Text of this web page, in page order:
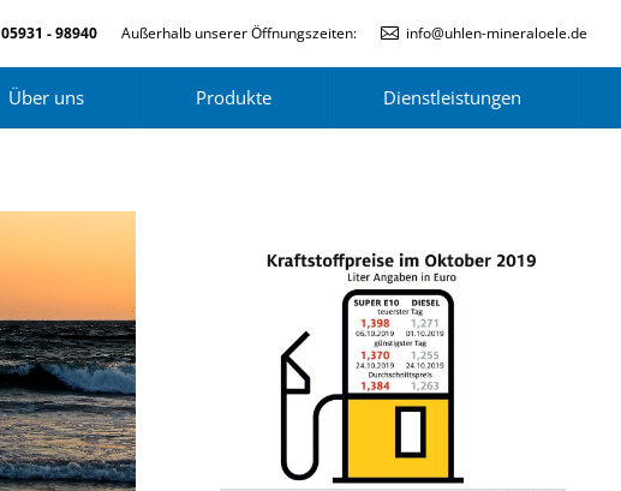
05931 - 98940 Außerhalb unserer Öffnungszeiten: info@uhlen-mineraloele.de
Über uns Produkte Dienstleistungen